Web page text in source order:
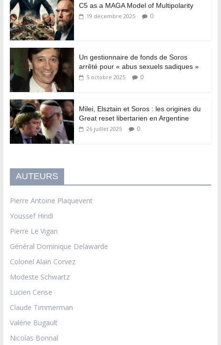
C5 as a MAGA Model of Multipolarity
19 décembre 2025 0
Un gestionnaire de fonds de Soros
arrêté pour « abus sexuels sadiques »
5 octobre 2025 0
Milei, Elsztain et Soros : les origines du
Great reset libertarien en Argentine
26 juillet 2025 0
AUTEURS
Pierre Antoine Plaquevent
Youssef Hindi
Pierre Le Vigan
Général Dominique Delawarde
Colonel Alain Corvez
Modeste Schwartz
Lucien Cerise
Claude Timmerman
Valérie Bugault
Nicolas Bonnal